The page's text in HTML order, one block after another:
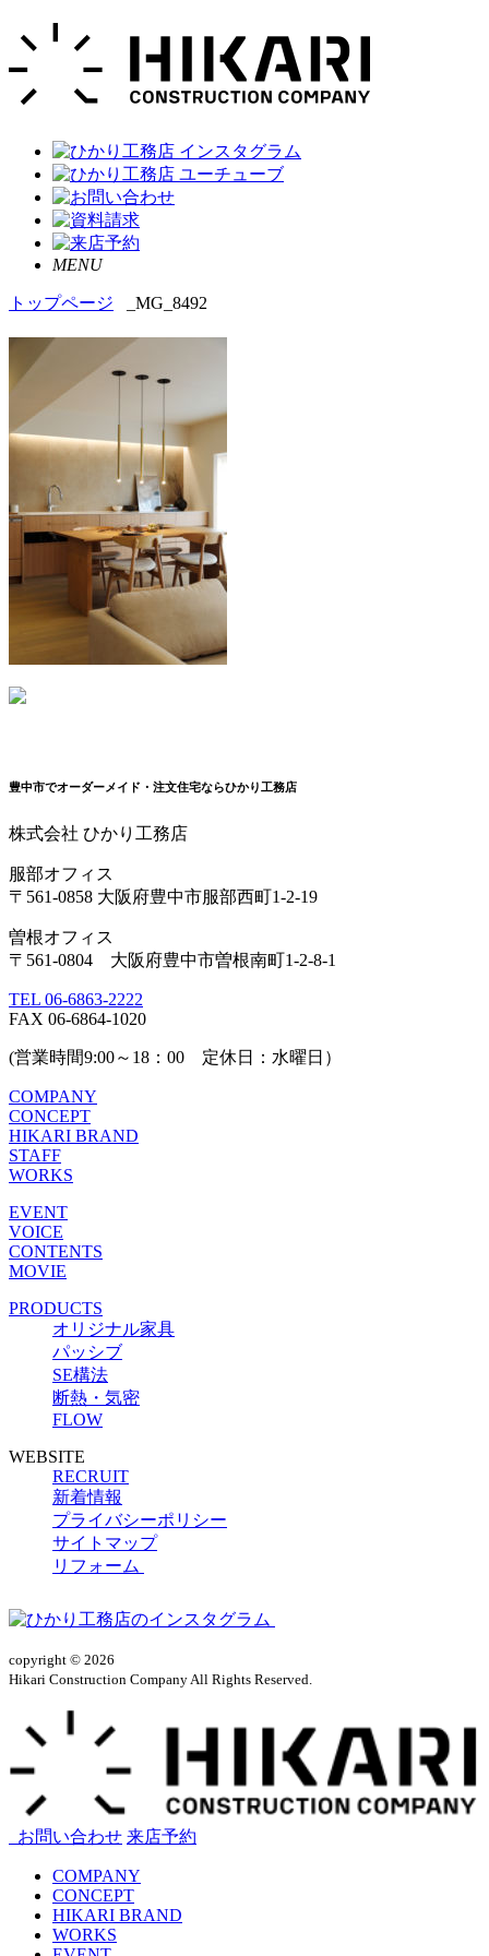
MENU
トップページ _MG_8492
豊中市でオーダーメイド・注文住宅ならひかり工務店
株式会社 ひかり工務店
服部オフィス
〒561-0858 大阪府豊中市服部西町1-2-19
曽根オフィス
〒561-0804 大阪府豊中市曽根南町1-2-8-1
TEL 06-6863-2222
FAX 06-6864-1020
(営業時間9:00～18：00 定休日：水曜日）
COMPANY
CONCEPT
HIKARI BRAND
STAFF
WORKS
EVENT
VOICE
CONTENTS
MOVIE
PRODUCTS
オリジナル家具
パッシブ
SE構法
断熱・気密
FLOW
WEBSITE
RECRUIT
新着情報
プライバシーポリシー
サイトマップ
リフォーム
copyright © 2026
Hikari Construction Company All Rights Reserved.
お問い合わせ 来店予約
COMPANY
CONCEPT
HIKARI BRAND
WORKS